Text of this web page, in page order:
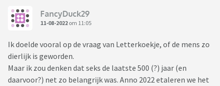
FancyDuck29
11-08-2022 om 11:05
Ik doelde vooral op de vraag van Letterkoekje, of de mens zo
dierlijk is geworden.
Maar ik zou denken dat seks de laatste 500 (?) jaar (en
daarvoor?) net zo belangrijk was. Anno 2022 etaleren we het